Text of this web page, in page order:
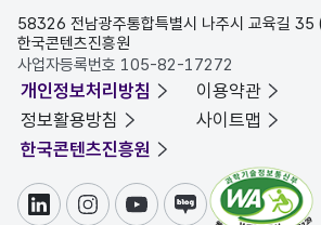
58326 전남광주통합특별시 나주시 교육길 35
한국콘텐츠진흥원
사업자등록번호 105-82-17272
개인정보처리방침
이용약관
정보활용방침
사이트맵
한국콘텐츠진흥원
링크드인인스타그램
유튜브블로그